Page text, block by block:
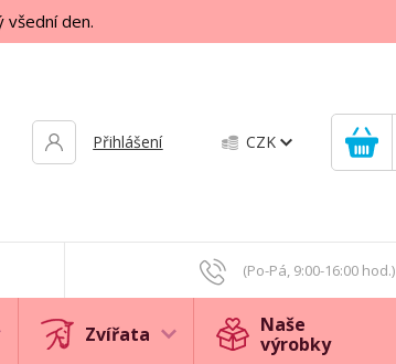
všední den.
CZK
Přihlášení
(Po-Pá, 9:00-16:00 hod.)
Zvířata
Naše
výrobky